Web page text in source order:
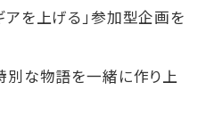
アを上げる」参加型企画を
別な物語を一緒に作り上